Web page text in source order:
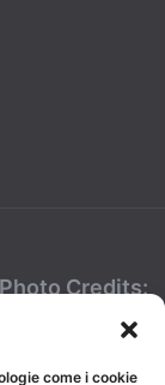
come i cookie
Photo Credits:
Foto Mazzullo